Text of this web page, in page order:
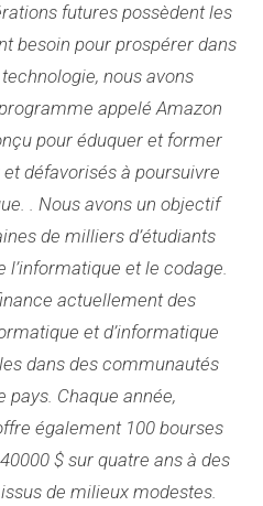
futures possèdent les
besoin pour prospérer dans
nous avons
appelé Amazon
pour éduquer et former
défavorisés à poursuivre
. Nous avons un objectif
de milliers d’étudiants
l’informatique et le codage.
actuellement des
et d’informatique
dans des communautés
Chaque année,
également 100 bourses
$ sur quatre ans à des
de milieux modestes.